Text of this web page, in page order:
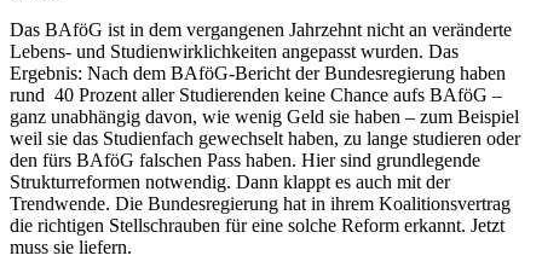
Das BAföG ist in dem vergangenen Jahrzehnt nicht an veränderte
Lebens- und Studienwirklichkeiten angepasst wurden. Das
Ergebnis: Nach dem BAföG-Bericht der Bundesregierung haben
rund 40 Prozent aller Studierenden keine Chance aufs BAföG –
ganz unabhängig davon, wie wenig Geld sie haben – zum Beispiel
weil sie das Studienfach gewechselt haben, zu lange studieren oder
den fürs BAföG falschen Pass haben. Hier sind grundlegende
Strukturreformen notwendig. Dann klappt es auch mit der
Trendwende. Die Bundesregierung hat in ihrem Koalitionsvertrag
die richtigen Stellschrauben für eine solche Reform erkannt. Jetzt
muss sie liefern.